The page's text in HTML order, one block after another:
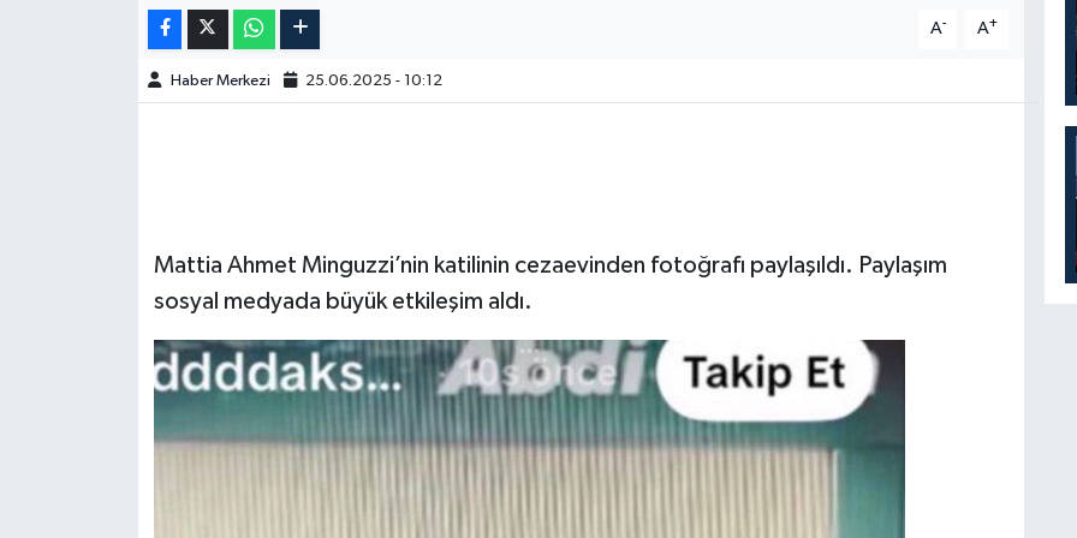
A- A+
Haber Merkezi 25.06.2025 - 10:12
Mattia Ahmet Minguzzi’nin katilinin cezaevinden fotoğrafı paylaşıldı. Paylaşım
sosyal medyada büyük etkileşim aldı.